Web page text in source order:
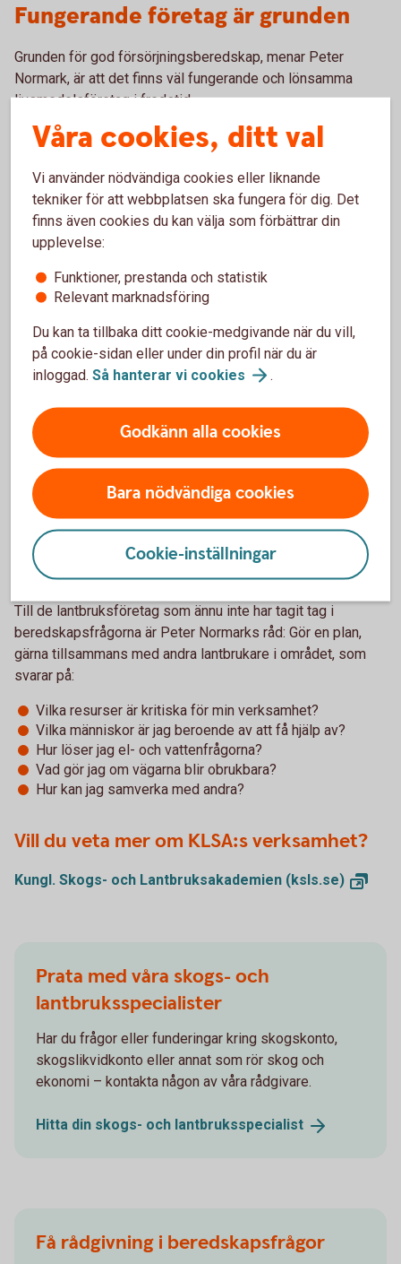
Fungerande företag är grunden
Grunden för god försörjningsberedskap, menar Peter
Normark, är att det finns väl fungerande och lönsamma
livsmedelsföretag i fredstid.
– Vi måste ha företag som kan producera mat och vi
behöver få upp volymerna bland annat på kött, ost och
grönsaker. Självförsörjningsgraden för livsmedel som
helhet ligger i dag runt 50 procent. Vi är bara helt
självförsörjande på morötter, socker och spannmål.
beredskap i Sverige.
missade ett gyllene tillfälle i år när skördarna var stora.
Tyvärr går det mesta av överskottet på export.
Gör en plan
Mycket återstår att göra och att lära, men vi är en bit på väg.
– Vi ligger efter både Finland och Norge, men många
svenska företag har gjort jobbet och har bra planer, inte mist
inom lantbrukssektorn. Där är man van vid att hantera det
oväntade. Men nu gäller det att vi börjar öva på att
genomföra planerna också, säger han.
Till de lantbruksföretag som ännu inte har tagit tag i
beredskapsfrågorna är Peter Normarks råd: Gör en plan,
gärna tillsammans med andra lantbrukare i området, som
svarar på:
Vilka resurser är kritiska för min verksamhet?
Vilka människor är jag beroende av att få hjälp av?
Hur löser jag el- och vattenfrågorna?
Vad gör jag om vägarna blir obrukbara?
Hur kan jag samverka med andra?
Vill du veta mer om KLSA:s verksamhet?
Kungl. Skogs- och Lantbruksakademien (ksls.se)
Prata med våra skogs- och
lantbruksspecialister
Har du frågor eller funderingar kring skogskonto,
skogslikvidkonto eller annat som rör skog och
ekonomi – kontakta någon av våra rådgivare.
Hitta din skogs- och lantbruksspecialist
Få rådgivning i beredskapsfrågor
Våra cookies, ditt val
Vi använder nödvändiga cookies eller liknande
tekniker för att webbplatsen ska fungera för dig. Det
finns även cookies du kan välja som förbättrar din
upplevelse:
Funktioner, prestanda och statistik
Relevant marknadsföring
Du kan ta tillbaka ditt cookie-medgivande när du vill,
på cookie-sidan eller under din profil när du är
inloggad. Så hanterar vi cookies .
Godkänn alla cookies
Bara nödvändiga cookies
Cookie-inställningar